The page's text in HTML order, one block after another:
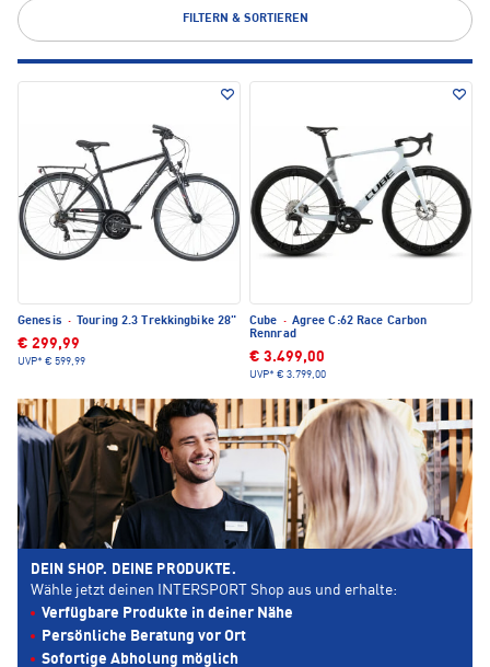
FILTERN & SORTIEREN
Genesis · Touring 2.3 Trekkingbike 28"
€ 299,99
UVP* € 599,99
Cube · Agree C:62 Race Carbon
Rennrad
€ 3.499,00
UVP* € 3.799,00
DEIN SHOP. DEINE PRODUKTE.
Wähle jetzt deinen INTERSPORT Shop aus und erhalte:
Verfügbare Produkte in deiner Nähe
Persönliche Beratung vor Ort
Sofortige Abholung möglich